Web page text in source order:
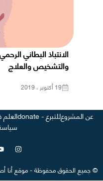
الانتباذ البطاني
والتشخيص والعلاج
19 أكتوبر ، 2019
عن المشروعللتبرع - donate
©جميع الحقوق محفوظة-موقعأنا